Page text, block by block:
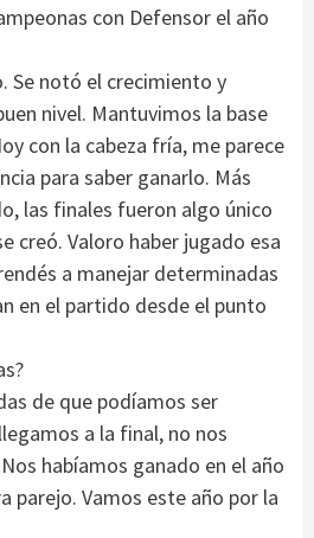
con Defensor el año
Se notó el crecimiento y
nivel. Mantuvimos la base
con la cabeza fría, me parece
para saber ganarlo. Más
las finales fueron algo único
creó. Valoro haber jugado esa
a manejar determinadas
en el partido desde el punto
de que podíamos ser
a la final, no nos
habíamos ganado en el año
parejo. Vamos este año por la